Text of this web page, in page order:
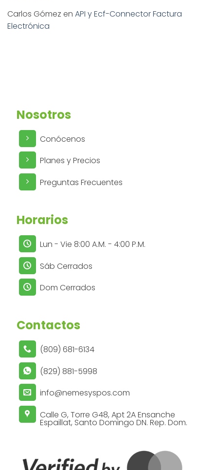
Carlos Gómez en API y Ecf-Connector Factura
Electrónica
Nosotros
Conócenos
Planes y Precios
Preguntas Frecuentes
Horarios
Lun - Vie 8:00 A.M. - 4:00 P.M.
Sáb Cerrados
Dom Cerrados
Contactos
(809) 681-6134
(829) 881-5998
info@nemesyspos.com
Calle G, Torre G48, Apt 2A Ensanche
Espaillat, Santo Domingo DN. Rep. Dom.